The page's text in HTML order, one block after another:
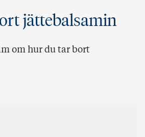
jättebalsamin
om hur du tar bort